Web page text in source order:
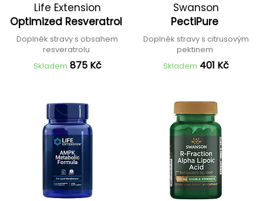
Life Extension
Optimized Resveratrol
Doplněk stravy s obsahem
resveratrolu
Skladem 875 Kč
Swanson
PectiPure
Doplněk stravy s citrusovým
pektinem
Skladem 401 Kč